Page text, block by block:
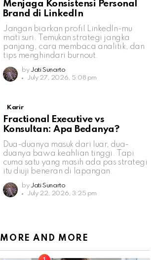
Menjaga Konsistensi Personal
Brand di LinkedIn
Jangan biarkan profil LinkedIn-mu
mati suri. Temukan strategi jangka
panjang, cara membaca analitik, dan
tips menghindari burnout.
by Jati Sunarto
July 27, 2026, 5:08 pm
Karir
Fractional Executive vs
Konsultan: Apa Bedanya?
Dua-duanya masuk dari luar, dua-
duanya bawa keahlian tinggi. Tapi
cuma satu yang masih ada pas strategi
itu diuji beneran di lapangan.
by Jati Sunarto
July 22, 2026, 3:25 pm
MORE AND MORE